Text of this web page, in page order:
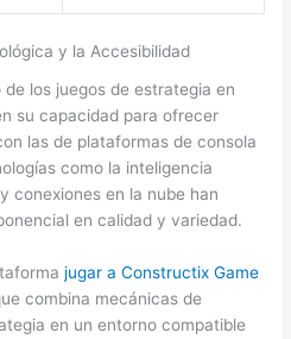
y la Accesibilidad
los juegos de estrategia en
su capacidad para ofrecer
las de plataformas de consola
como la inteligencia
conexiones en la nube han
en calidad y variedad.
jugar a Constructix Game
combina mecánicas de
en un entorno compatible